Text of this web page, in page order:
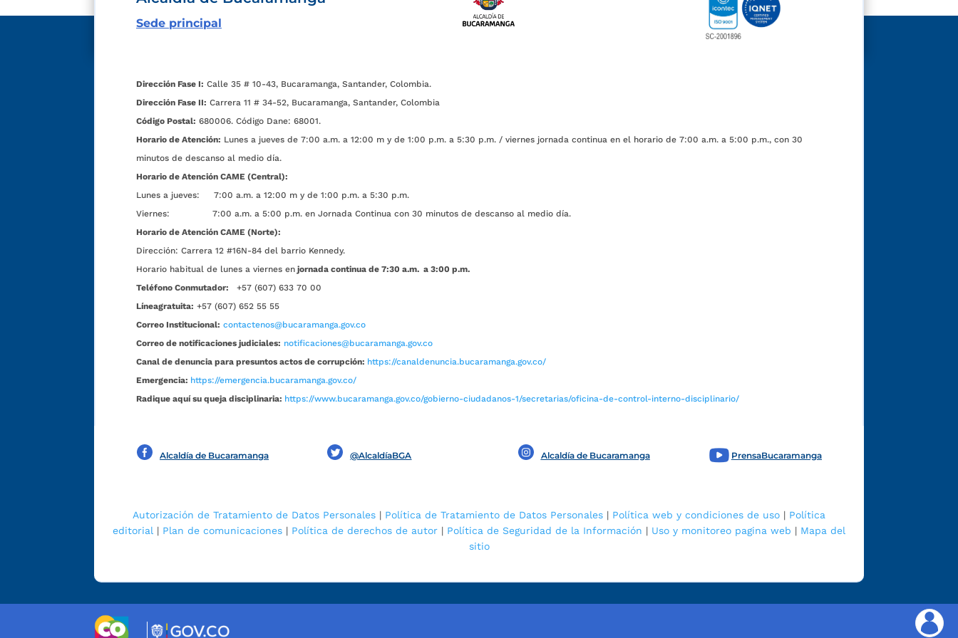
Sede principal
Dirección Fase I: Calle 35 # 10-43, Bucaramanga, Santander, Colombia.
Dirección Fase II: Carrera 11 # 34-52, Bucaramanga, Santander, Colombia
Código Postal: 680006. Código Dane: 68001.
Horario de Atención: Lunes a jueves de 7:00 a.m. a 12:00 m y de 1:00 p.m. a 5:30 p.m. / viernes jornada continua en el horario de 7:00 a.m. a 5:00 p.m., con 30
minutos de descanso al medio día.
Horario de Atención CAME (Central):
Lunes a jueves: 7:00 a.m. a 12:00 m y de 1:00 p.m. a 5:30 p.m.
Viernes: 7:00 a.m. a 5:00 p.m. en Jornada Continua con 30 minutos de descanso al medio día.
Horario de Atención CAME (Norte):
Dirección: Carrera 12 #16N-84 del barrio Kennedy.
Horario habitual de lunes a viernes en jornada continua de 7:30 a.m. a 3:00 p.m.
Teléfono Conmutador:
+57 (607) 633 70 00
Líneagratuita: +57 (607) 652 55 55
Correo Institucional: contactenos@bucaramanga.gov.co
Correo de notificaciones judiciales: notificaciones@bucaramanga.gov.co
Canal de denuncia para presuntos actos de corrupción: https://canaldenuncia.bucaramanga.gov.co/
Emergencia: https://emergencia.bucaramanga.gov.co/
Radique aquí su queja disciplinaria: https://www.bucaramanga.gov.co/gobierno-ciudadanos-1/secretarias/oficina-de-control-interno-disciplinario/
Alcaldía de Bucaramanga @AlcaldíaBGA Alcaldía de Bucaramanga PrensaBucaramanga
Autorización de Tratamiento de Datos Personales | Política de Tratamiento de Datos Personales | Política web y condiciones de uso | Política
editorial | Plan de comunicaciones | Política de derechos de autor | Política de Seguridad de la Información | Uso y monitoreo pagina web | Mapa del
sitio